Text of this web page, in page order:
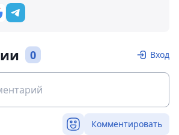
0 Вход
Комментировать